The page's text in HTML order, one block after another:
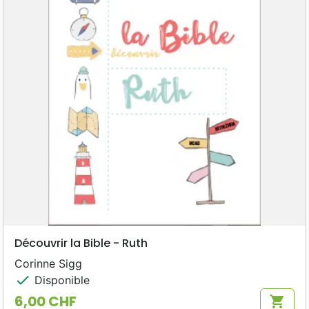
Découvrir la Bible - Ruth
Corinne Sigg
check Disponible
6,00 CHF shopping_cart